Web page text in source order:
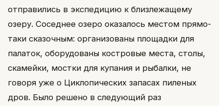
отправились в экспедицию к близлежащему
озеру. Соседнее озеро оказалось местом прямо-
таки сказочным: организованы площадки для
палаток, оборудованы костровые места, столы,
скамейки, мостки для купания и рыбалки, не
говоря уже о Циклопических запасах пиленых
дров. Было решено в следующий раз